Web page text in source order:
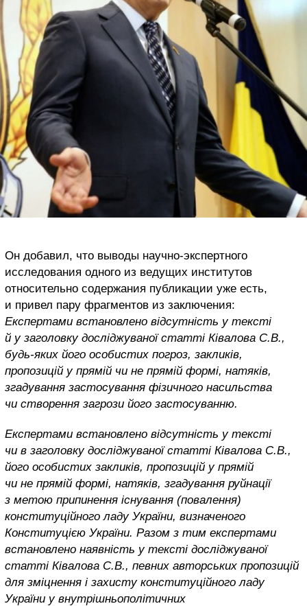
Он добавил, что выводы научно-экспертного
исследования одного из ведущих институтов
относительно содержания публикации уже есть,
и привел пару фрагментов из заключения:
Експертами встановлено відсутність у тексті
й у заголовку досліджуваної статті Ківалова С.В.,
будь-яких його особистих погроз, закликів,
пропозицій у прямій чи не прямій формі, натяків,
згадування застосування фізичного насильства
чи створення загрози його застосуванню.
Експертами встановлено відсутність у тексті
чи в заголовку досліджуваної статті Ківалова С.В.,
його особистих закликів, пропозицій у прямій
чи не прямій формі, натяків, згадування руйнації
з метою припинення існування (повалення)
конституційного ладу України, визначеного
Конституцією України. Разом з тим експертами
встановлено наявність у тексті досліджуваної
статті Ківалова С.В., певних авторських пропозицій
для зміцнення і захисту конституційного ладу
України у внутрішньополітичних